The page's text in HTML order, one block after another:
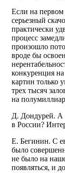
Если на первом
серьезный
практически
процесс
произошло
вроде бы
конкуренция
картин только
трех тысяч
на
Д. Дондурей. А
в России?
Е. Бегинин. С
было
не было на
появляться, и